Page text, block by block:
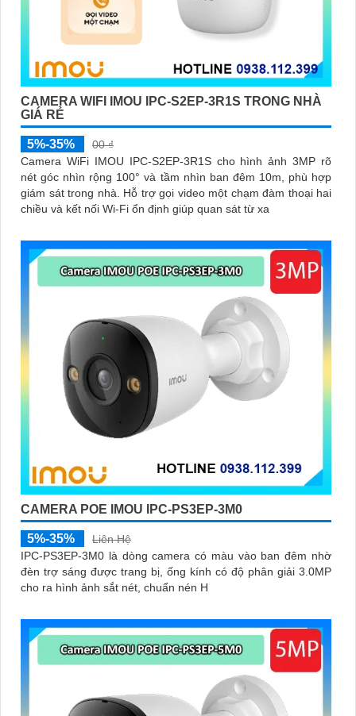
CAMERA WIFI IMOU IPC-S2EP-3R1S TRONG NHÀ
GIÁ RẺ
5%-35%
00 ₫
Camera WiFi IMOU IPC-S2EP-3R1S cho hình ảnh 3MP rõ
nét góc nhìn rộng 100° và tầm nhìn ban đêm 10m, phù hợp
giám sát trong nhà. Hỗ trợ gọi video một chạm đàm thoại hai
chiều và kết nối Wi-Fi ổn định giúp quan sát từ xa
CAMERA POE IMOU IPC-PS3EP-3M0
5%-35%
Liên Hệ
IPC-PS3EP-3M0 là dòng camera có màu vào ban đêm nhờ
đèn trợ sáng được trang bị, ống kính có độ phân giải 3.0MP
cho ra hình ảnh sắt nét, chuẩn nén H